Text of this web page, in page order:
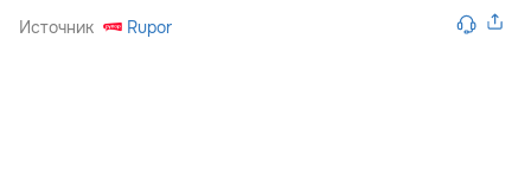
Источник Rupor